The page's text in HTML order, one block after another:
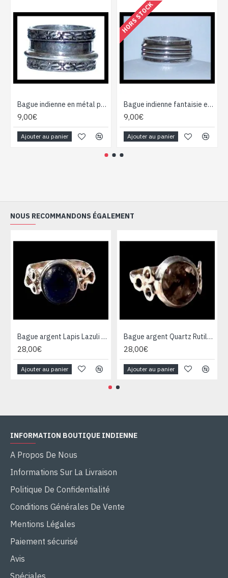
Bague indienne en métal pour homme et femme
9,00€
Ajouter au panier
HORS STOCK
Bague indienne fantaisie en métal aspect triple anneau
9,00€
Ajouter au panier
NOUS RECOMMANDONS ÉGALEMENT
Bague argent Lapis Lazuli - Bijoux Inde - Bijoux indiens
28,00€
Ajouter au panier
Bague argent Quartz Rutile - Bague indienne - Bijoux indiens
28,00€
Ajouter au panier
INFORMATION BOUTIQUE INDIENNE
A Propos De Nous
Informations Sur La Livraison
Politique De Confidentialité
Conditions Générales De Vente
Mentions Légales
Paiement sécurisé
Avis